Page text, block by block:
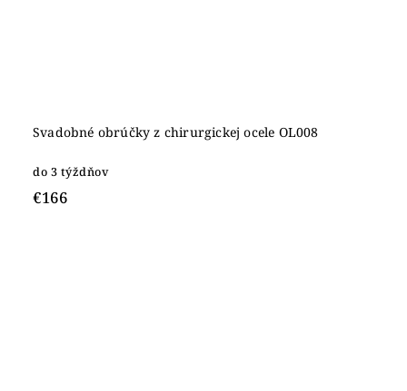
Svadobné obrúčky z chirurgickej ocele OL008
do 3 týždňov
€166